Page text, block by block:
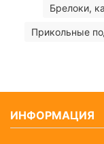
Брелоки,
Прикольные
ИНФОРМАЦИЯ